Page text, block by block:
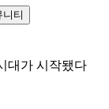
니티
대가 시작됐다